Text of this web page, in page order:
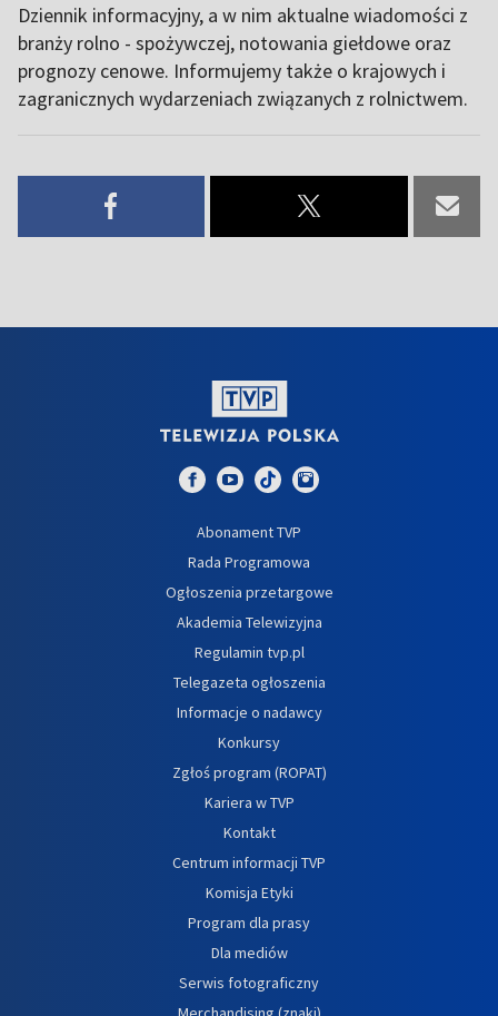
Dziennik informacyjny, a w nim aktualne wiadomości z
branży rolno - spożywczej, notowania giełdowe oraz
prognozy cenowe. Informujemy także o krajowych i
zagranicznych wydarzeniach związanych z rolnictwem.
Abonament TVP
Rada Programowa
Ogłoszenia przetargowe
Akademia Telewizyjna
Regulamin tvp.pl
Telegazeta ogłoszenia
Informacje o nadawcy
Konkursy
Zgłoś program (ROPAT)
Kariera w TVP
Kontakt
Centrum informacji TVP
Komisja Etyki
Program dla prasy
Dla mediów
Serwis fotograficzny